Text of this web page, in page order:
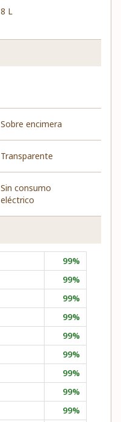
8 L
Sobre encimera
Transparente
Sin consumo
eléctrico
99%
99%
99%
99%
99%
99%
99%
99%
99%